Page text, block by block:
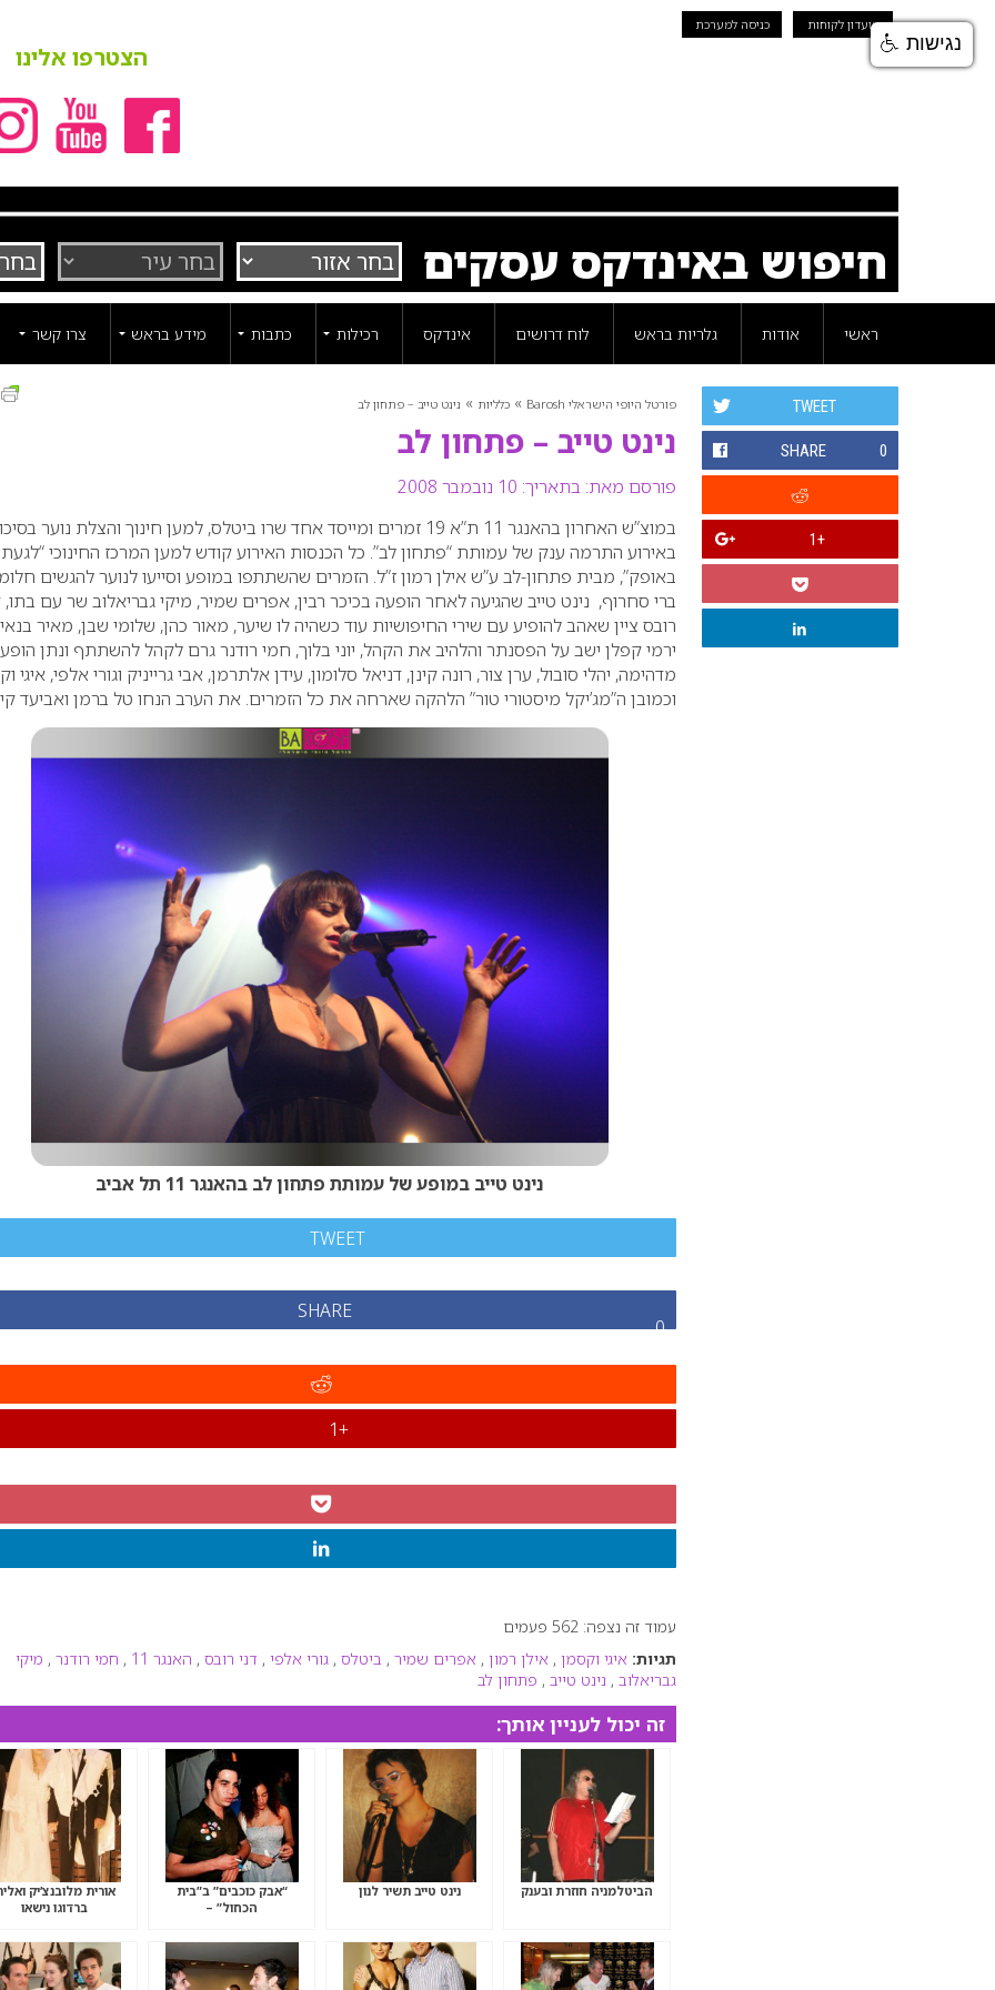
מועדון לקוחות כניסה למערכת
הצטרפו אלינו
חיפוש באינדקס עסקים
ראשי אודות גלריות בראש לוח דרושים אינדקס רכילות כתבות מידע בראש צרו קשר
פורטל היופי הישראלי Barosh » כלליות » נינט טייב – פתחון לב
נינט טייב – פתחון לב
פורסם מאת: בתאריך: 10 נובמבר 2008
TWEET
SHARE 0
+1
במוצ”ש האחרון בהאנגר 11 ת”א 19 זמרים ומייסד אחד שרו ביטלס, למען חינוך והצלת נוער
באירוע התרמה ענק של עמותת “פתחון לב”. כל הכנסות האירוע קודש למען המרכז החינוכי “לגעת
באופק”, מבית פתחון-לב ע”ש אילן רמון ז”ל. הזמרים שהשתתפו במופע וסייעו לנוער להגשים
ברי סחרוף, נינט טייב שהגיעה לאחר הופעה בכיכר רבין, אפרים שמיר, מיקי גבריאלוב שר עם בתו,
רובס ציין שאהב להופיע עם שירי החיפושיות עוד כשהיה לו שיער, מאור כהן, שלומי שבן, מאיר
ירמי קפלן ישב על הפסנתר והלהיב את הקהל, יוני בלוך, חמי רודנר גרם לקהל להשתתף ונתן
מדהימה, יהלי סובול, ערן צור, רונה קינן, דניאל סלומון, עידן אלתרמן, אבי גרייניק וגורי אלפי, איגי
וכמובן ה”מג’יקל מיסטורי טור” הלהקה שארחה את כל הזמרים. את הערב הנחו טל ברמן ואביעד
נינט טייב במופע של עמותת פתחון לב בהאנגר 11 תל אביב
TWEET
SHARE
0
+1
עמוד זה נצפה: 562 פעמים
תגיות: איגי וקסמן , אילן רמון , אפרים שמיר , ביטלס , גורי אלפי , דני רובס , האנגר 11 , חמי רודנר , מיקי
גבריאלוב , נינט טייב , פתחון לב
זה יכול לעניין אותך:
הביטלמניה חוזרת ובענק נינט טייב תשיר לנון
“אבק כוכבים” ב”בית
הכחול” –
אורית מלובנצ’יק
ברדוגו נישאו
נגישות